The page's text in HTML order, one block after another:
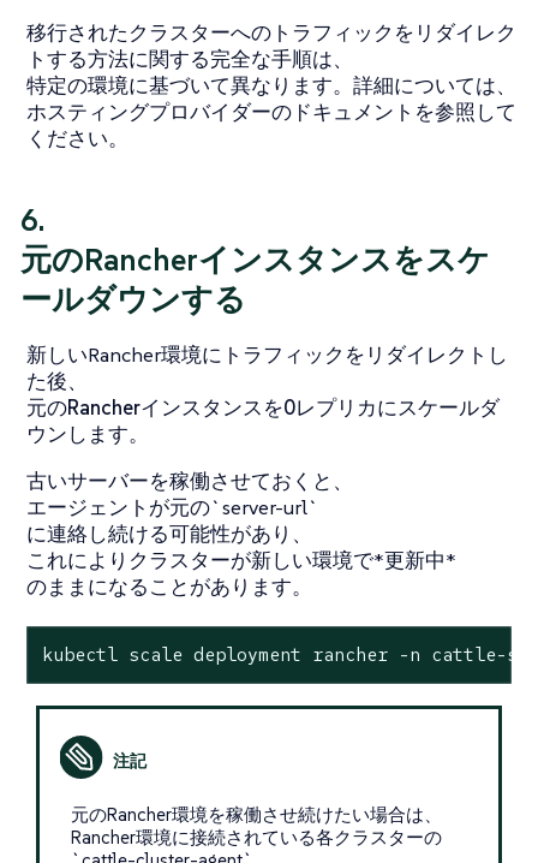
移行されたクラスターへのトラフィックをリダイレク
トする方法に関する完全な手順は、
特定の環境に基づいて異なります。詳細については、
ホスティングプロバイダーのドキュメントを参照して
ください。
6.
元のRancherインスタンスをスケ
ールダウンする
新しいRancher環境にトラフィックをリダイレクトし
た後、
元のRancherインスタンスを0レプリカにスケールダ
ウンします。
古いサーバーを稼働させておくと、
エージェントが元の`server-url`
に連絡し続ける可能性があり、
これによりクラスターが新しい環境で*更新中*
のままになることがあります。
kubectl scale deployment rancher -n cattle-
元のRancher環境を稼働させ続けたい場合は、
Rancher環境に接続されている各クラスターの